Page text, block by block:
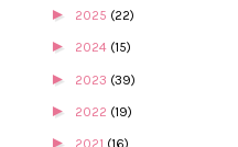
► 2025 (22)
► 2024 (15)
► 2023 (39)
► 2022 (19)
► 2021 (16)